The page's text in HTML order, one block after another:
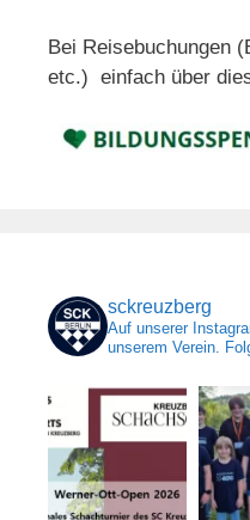
Bei Reisebuchungen
etc.) einfach über
sckreuzberg
Auf unserer
unserem Verein.